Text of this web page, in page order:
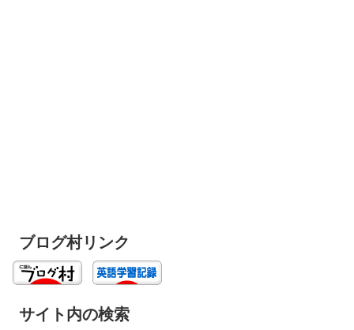
ブログ村リンク
サイト内の検索